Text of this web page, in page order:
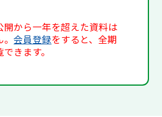
開から一年を超えた資料は
。会員登録をすると、全期
きます。